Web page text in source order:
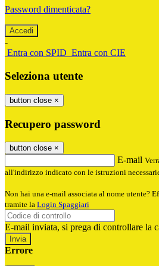
Password dimenticata?
-
Entra con SPID Entra con CIE
Seleziona utente
button close ×
Recupero password
button close ×
E-mail
all'indirizzo indicato con le istruzioni
Non hai una e-mail associata al nome utente?
tramite la Login Spaggiari
E-mail inviata, si prega di controllare la
Errore